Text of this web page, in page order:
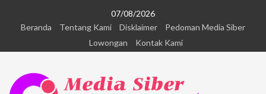
07/08/2026
Beranda
Tentang Kami Disklaimer
Pedoman Media Siber
Lowongan
Kontak Kami